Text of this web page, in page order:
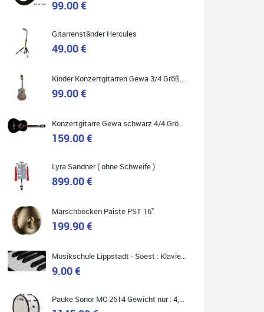
Quelle: Google-Rezension
Ich war auf der Suche nach einem neuen Keyboard
und bin begeistert: ich bin super beraten worden,
aktuell natürlich nur telefonisch. Nachdem die
abholen musste. Top!
Quelle: Google-Rezension
Ich bin super zufrieden mit meiner neuen Ukulele!
99.00 €
Gitarrenständer Hercules
49.00 €
99.00 €
159.00 €
Lyra Sandner ( ohne Schweife )
899.00 €
Marschbecken Paiste PST 16"
199.90 €
9.00 €